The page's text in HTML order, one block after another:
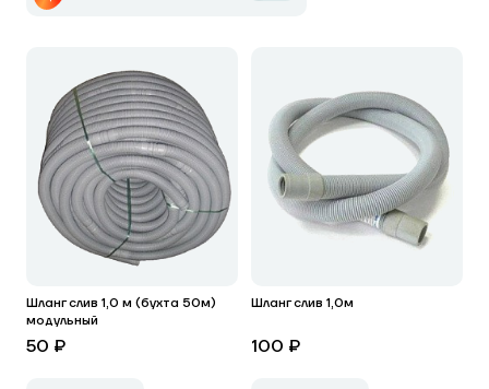
Шланг слив 1,0 м (бухта 50м)
модульный
50 ₽
Шланг слив 1,0м
100 ₽